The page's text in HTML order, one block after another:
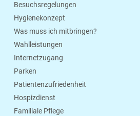
Besuchsregelungen
Hygienekonzept
Was muss ich mitbringen?
Wahlleistungen
Internetzugang
Parken
Patientenzufriedenheit
Hospizdienst
Familiale Pflege